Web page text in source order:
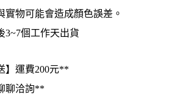
實物可能會造成顏色誤差。
3~7個工作天出貨
】運費200元**
聊洽詢**